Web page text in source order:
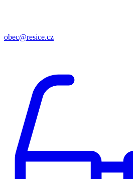
obec@resice.cz